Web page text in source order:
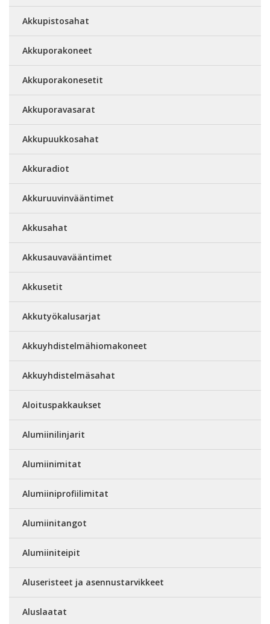
Akkupistosahat
Akkuporakoneet
Akkuporakonesetit
Akkuporavasarat
Akkupuukkosahat
Akkuradiot
Akkuruuvinvääntimet
Akkusahat
Akkusauvavääntimet
Akkusetit
Akkutyökalusarjat
Akkuyhdistelmähiomakoneet
Akkuyhdistelmäsahat
Aloituspakkaukset
Alumiinilinjarit
Alumiinimitat
Alumiiniprofiilimitat
Alumiinitangot
Alumiiniteipit
Aluseristeet ja asennustarvikkeet
Aluslaatat